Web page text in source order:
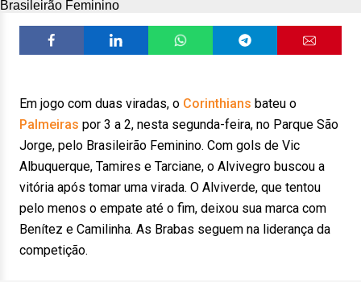
Em jogo com duas viradas, o Corinthians bateu o
Palmeiras por 3 a 2, nesta segunda-feira, no Parque São
Jorge, pelo Brasileirão Feminino. Com gols de Vic
Albuquerque, Tamires e Tarciane, o Alvivegro buscou a
vitória após tomar uma virada. O Alviverde, que tentou
pelo menos o empate até o fim, deixou sua marca com
Benítez e Camilinha. As Brabas seguem na liderança da
competição.